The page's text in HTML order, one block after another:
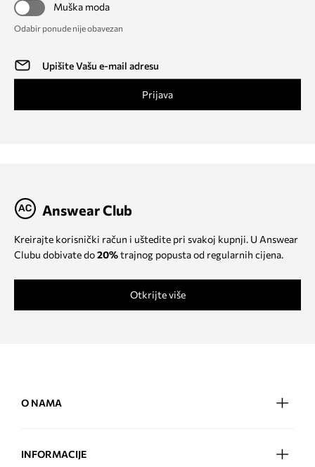
Muška moda
Odabir ponude nije obavezan
Prijava
Answear Club
Kreirajte korisnički račun i uštedite pri svakoj kupnji. U Answear
Clubu dobivate do20%trajnog popusta od regularnih cijena.
Otkrijte više
O NAMA
INFORMACIJE